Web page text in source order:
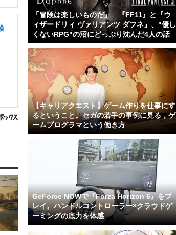
「冒険は楽しいものだ」 ─『FF11』と『ウ
ィザードリィ ヴァリアンツ ダフネ』、"優し
くないRPG"の沼にどっぷり沈んだ4人の話
【キャリアクエスト】ゲーム作りを仕事にす
るということ。セガの若手の事例に見る，ゲ
ームプログラマという働き方
GeForce NOWで『Forza Horizon 6』をプ
レイ。ハンドルコントローラー×クラウドゲ
ーミングの底力を体感